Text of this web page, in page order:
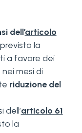
dell’articolo
la
a favore dei
mesi di
riduzione del
dell’articolo 61
la